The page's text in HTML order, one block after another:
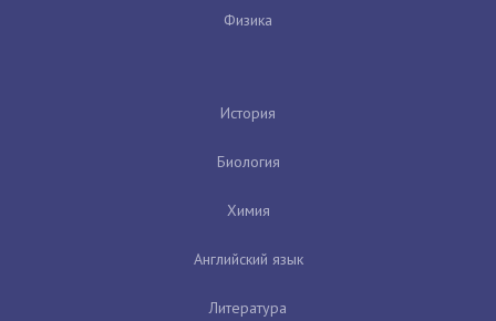
Физика
История
Биология
Химия
Английский язык
Литература